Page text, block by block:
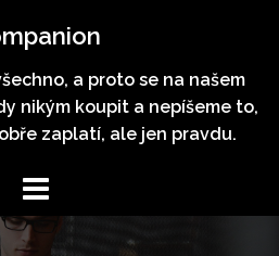
a proto se na našem
nikým koupit a nepíšeme to,
zaplatí, ale jen pravdu.